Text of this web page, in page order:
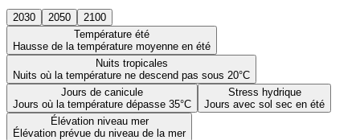
2030 2050
2100
Température été
Hausse de la température moyenne en été
Nuits tropicales
Nuits où la température ne descend pas sous 20°C
Jours de canicule
Jours où la température dépasse 35°C
Stress hydrique
Jours avec sol sec en été
Élévation niveau mer
Élévation prévue du niveau de la mer